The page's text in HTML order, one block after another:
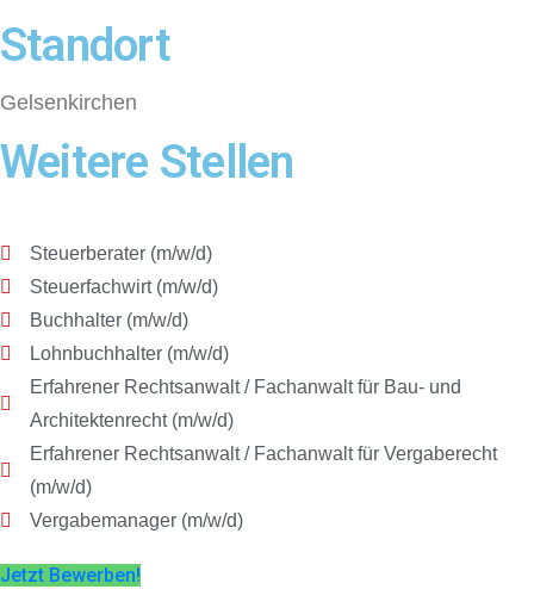
Standort
Gelsenkirchen
Weitere Stellen
Steuerberater (m/w/d)
Steuerfachwirt (m/w/d)
Buchhalter (m/w/d)
Lohnbuchhalter (m/w/d)
Erfahrener Rechtsanwalt / Fachanwalt für Bau- und
Architektenrecht (m/w/d)
Erfahrener Rechtsanwalt / Fachanwalt für Vergaberecht
(m/w/d)
Vergabemanager (m/w/d)
Jetzt Bewerben!